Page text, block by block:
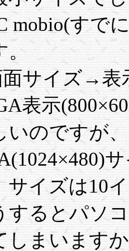
mobio(すで
。
サイズ→表
表示
いのですが
サイズは10
するとパソ
しまいます